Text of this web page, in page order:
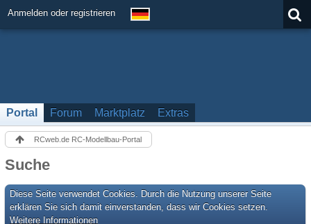
Anmelden oder registrieren
Portal Forum Marktplatz Extras
RCweb.de RC-Modellbau-Portal
Suche
Diese Seite verwendet Cookies. Durch die Nutzung unserer Seite
erklären Sie sich damit einverstanden, dass wir Cookies setzen.
Weitere Informationen